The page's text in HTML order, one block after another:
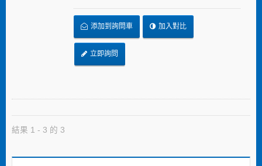
用性高，可經多次使用仍維持一致的操作品質。
添加到詢問車 加入對比
立即詢問
結果 1 - 3 的 3